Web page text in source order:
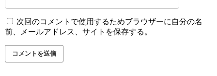
次回のコメントで使用するためブラウザーに自分の名
前、メールアドレス、サイトを保存する。